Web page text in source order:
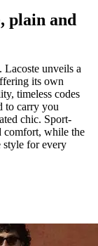
plain and
Lacoste unveils a
its own
timeless codes
to carry you
chic. Sport-
comfort, while the
style for every